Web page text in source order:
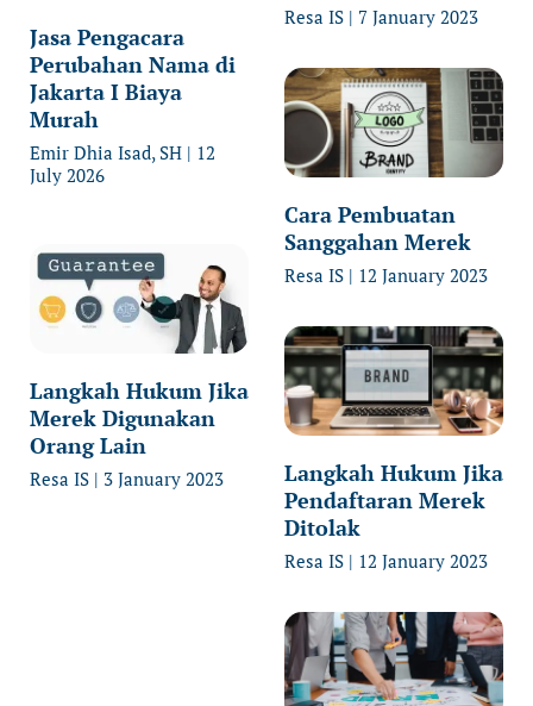
Jasa Pengacara
Perubahan Nama di
Jakarta I Biaya
Murah
Emir Dhia Isad, SH
12
July 2026
Langkah Hukum Jika
Merek Digunakan
Orang Lain
Resa IS 3 January 2023
Resa IS 7 January 2023
Cara Pembuatan
Sanggahan Merek
Resa IS 12 January 2023
Langkah Hukum Jika
Pendaftaran Merek
Ditolak
Resa IS 12 January 2023